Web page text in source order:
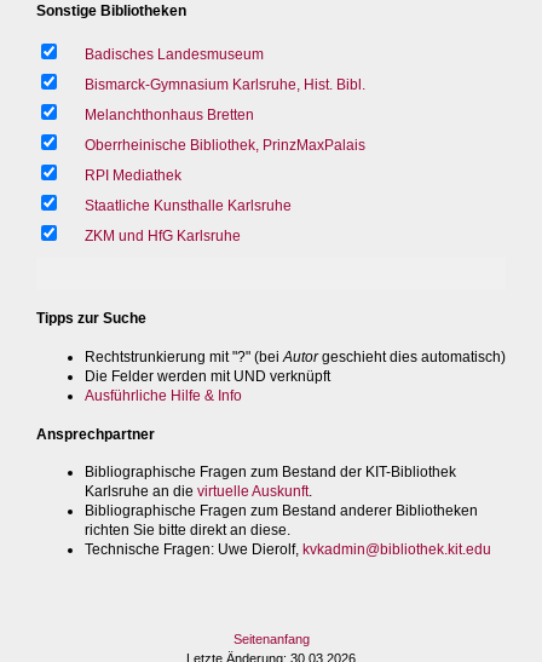
Sonstige Bibliotheken
Badisches Landesmuseum
Bismarck-Gymnasium Karlsruhe, Hist. Bibl.
Melanchthonhaus Bretten
Oberrheinische Bibliothek, PrinzMaxPalais
RPI Mediathek
Staatliche Kunsthalle Karlsruhe
ZKM und HfG Karlsruhe
Tipps zur Suche
Rechtstrunkierung mit "?" (bei Autorgeschieht dies automatisch)
Die Felder werden mit UND verknüpft
Ausführliche Hilfe & Info
Ansprechpartner
Bibliographische Fragen zum Bestand der KIT-Bibliothek
Karlsruhe an die virtuelle Auskunft.
Bibliographische Fragen zum Bestand anderer Bibliotheken
richten Sie bitte direkt an diese.
Technische Fragen: Uwe Dierolf, kvkadmin@bibliothek.kit.edu
Seitenanfang
Letzte Änderung: 30.03.2026